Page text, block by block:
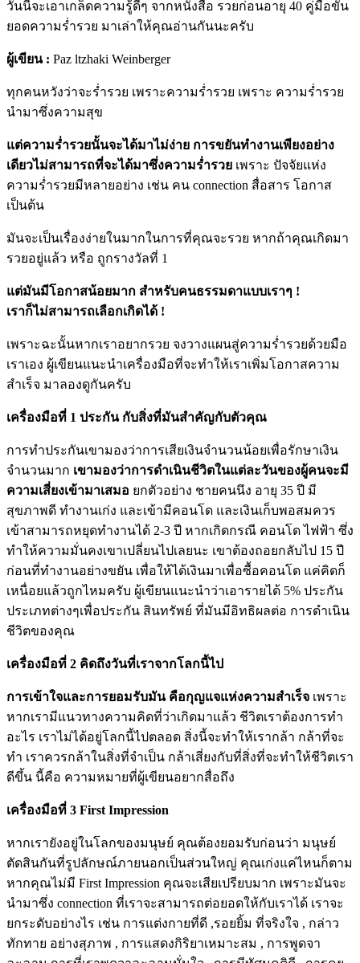
วันนี้จะเอาเกล็ดความรู้ดีๆ จากหนังสือ รวยก่อนอายุ 40 คู่มือขั้น
ยอดความร่ำรวย มาเล่าให้คุณอ่านกันนะครับ
ผู้เขียน : Paz ltzhaki Weinberger
ทุกคนหวังว่าจะร่ำรวย เพราะความร่ำรวย เพราะ ความร่ำรวย
นำมาซึ่งความสุข
แต่ความร่ำรวยนั้นจะได้มาไม่ง่าย การขยันทำงานเพียงอย่าง
เดียวไม่สามารถที่จะได้มาซึ่งความร่ำรวย เพราะ ปัจจัยแห่ง
ความร่ำรวยมีหลายอย่าง เช่น คน connection สื่อสาร โอกาส
เป็นต้น
มันจะเป็นเรื่องง่ายในมากในการที่คุณจะรวย หากถ้าคุณเกิดมา
รวยอยู่แล้ว หรือ ถูกรางวัลที่ 1
แต่มันมีโอกาสน้อยมาก สำหรับคนธรรมดาแบบเราๆ !
เราก็ไม่สามารถเลือกเกิดได้ !
เพราะฉะนั้นหากเราอยากรวย จงวางแผนสู่ความร่ำรวยด้วยมือ
เราเอง ผู้เขียนแนะนำเครื่องมือที่จะทำให้เราเพิ่มโอกาสความ
สำเร็จ มาลองดูกันครับ
เครื่องมือที่ 1 ประกัน กับสิ่งที่มันสำคัญกับตัวคุณ
การทำประกันเขามองว่าการเสียเงินจำนวนน้อยเพื่อรักษาเงิน
จำนวนมาก เขามองว่าการดำเนินชีวิตในแต่ละวันของผู้คนจะมี
ความเสี่ยงเข้ามาเสมอ ยกตัวอย่าง ชายคนนึง อายุ 35 ปี มี
สุขภาพดี ทำงานเก่ง และเข้ามีคอนโด และเงินเก็บพอสมควร
เข้าสามารถหยุดทำงานได้ 2-3 ปี หากเกิดกรณี คอนโด ไฟฟ้า ซึ่ง
ทำให้ความมั่นคงเขาเปลี่ยนไปเลยนะ เขาต้องถอยกลับไป 15 ปี
ก่อนที่ทำงานอย่างขยัน เพื่อให้ได้เงินมาเพื่อซื้อคอนโด แค่คิดก็
เหนื่อยแล้วถูกไหมครับ ผู้เขียนแนะนำว่าเอารายได้ 5% ประกัน
ประเภทต่างๆเพื่อประกัน สินทรัพย์ ที่มันมีอิทธิผลต่อ การดำเนิน
ชีวิตของคุณ
เครื่องมือที่ 2 คิดถึงวันที่เราจากโลกนี้ไป
การเข้าใจและการยอมรับมัน คือกุญแจแห่งความสำเร็จ เพราะ
หากเรามีแนวทางความคิดที่ว่าเกิดมาแล้ว ชีวิตเราต้องการทำ
อะไร เราไม่ได้อยู่โลกนี้ไปตลอด สิ่งนี้จะทำให้เรากล้า กล้าที่จะ
ทำ เราควรกล้าในสิ่งที่จำเป็น กล้าเสี่ยงกับที่สิ่งที่จะทำให้ชีวิตเรา
ดีขึ้น นี้คือ ความหมายที่ผู้เขียนอยากสื่อถึง
เครื่องมือที่ 3 First Impression
หากเรายังอยู่ในโลกของมนุษย์ คุณต้องยอมรับก่อนว่า มนุษย์
ตัดสินกันที่รูปลักษณ์ภายนอกเป็นส่วนใหญ่ คุณเก่งแค่ไหนก็ตาม
หากคุณไม่มี First Impression คุณจะเสียเปรียบมาก เพราะมันจะ
นำมาซึ่ง connection ที่เราจะสามารถต่อยอดให้กับเราได้ เราจะ
ยกระดับอย่างไร เช่น การแต่งกายที่ดี ,รอยยิ้ม ที่จริงใจ , กล่าว
ทักทาย อย่างสุภาพ , การแสดงกิริยาเหมาะสม , การพูดจา